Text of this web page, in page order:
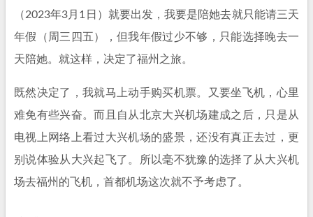
（2023年3月1日）就要出发，我要是陪她去就只能请三天
年假（周三四五），但我年假过少不够，只能选择晚去一
天陪她。就这样，决定了福州之旅。
既然决定了，我就马上动手购买机票。又要坐飞机，心里
难免有些兴奋。而且自从北京大兴机场建成之后，只是从
电视上网络上看过大兴机场的盛景，还没有真正去过，更
别说体验从大兴起飞了。所以毫不犹豫的选择了从大兴机
场去福州的飞机，首都机场这次就不予考虑了。